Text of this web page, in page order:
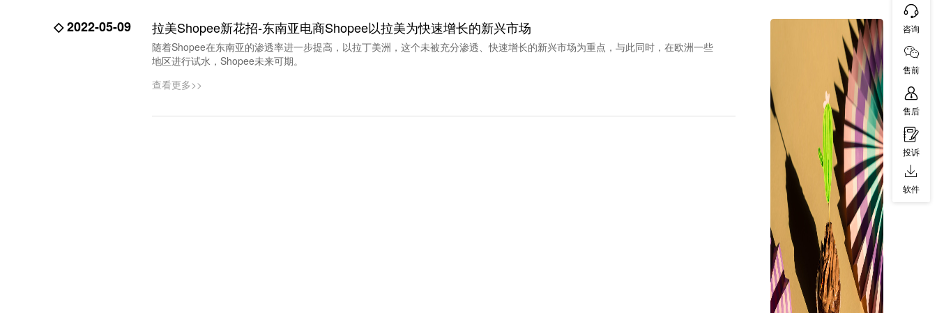
◇ 2022-05-09 拉美Shopee新花招-东南亚电商Shopee以拉美为快速增长的新兴市场
随着Shopee在东南亚的渗透率进一步提高，以拉丁美洲，这个未被充分渗透、快速增长的新兴市场为重点，与此同时，在欧洲一些
地区进行试水，Shopee未来可期。
查看更多>>
咨询
售前
售后
投诉
软件